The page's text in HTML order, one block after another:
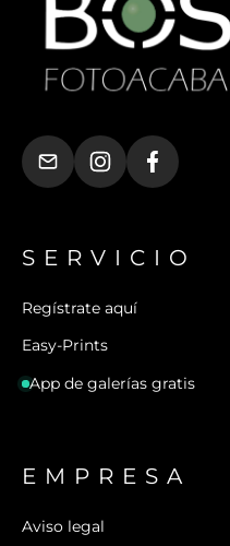
SERVICIO
Regístrate aquí
Easy-Prints
App de galerías gratis
EMPRESA
Aviso legal